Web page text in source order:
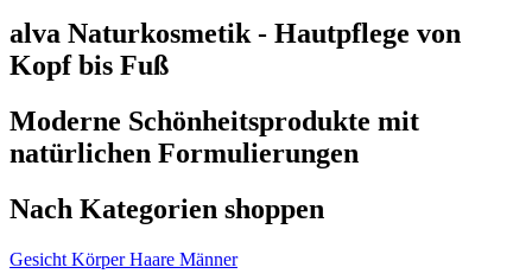
alva Naturkosmetik - Hautpflege von
Kopf bis Fuß
Moderne Schönheitsprodukte mit
natürlichen Formulierungen
Nach Kategorien shoppen
Gesicht Körper Haare Männer